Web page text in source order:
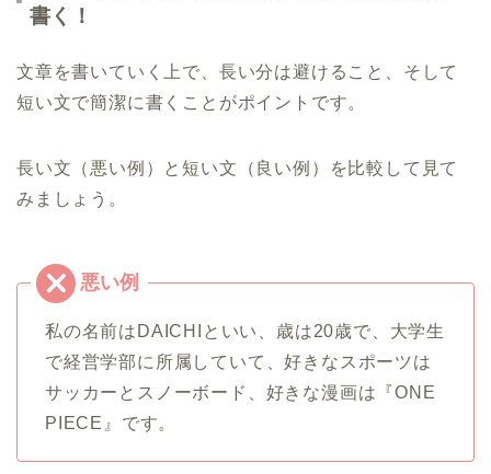
書く！
文章を書いていく上で、長い分は避けること、そして
短い文で簡潔に書くことがポイントです。
長い文（悪い例）と短い文（良い例）を比較して見て
みましょう。
私の名前はDAICHIといい、歳は20歳で、大学生
で経営学部に所属していて、好きなスポーツは
サッカーとスノーボード、好きな漫画は『ONE
PIECE』です。